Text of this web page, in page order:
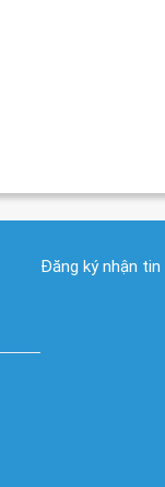
Đăng ký nhận tin